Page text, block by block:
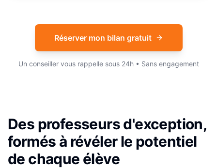
Réserver mon bilan gratuit
Un conseiller vous rappelle sous 24h • Sans engagement
Des professeurs d'exception,
formés à révéler le potentiel
de chaque élève